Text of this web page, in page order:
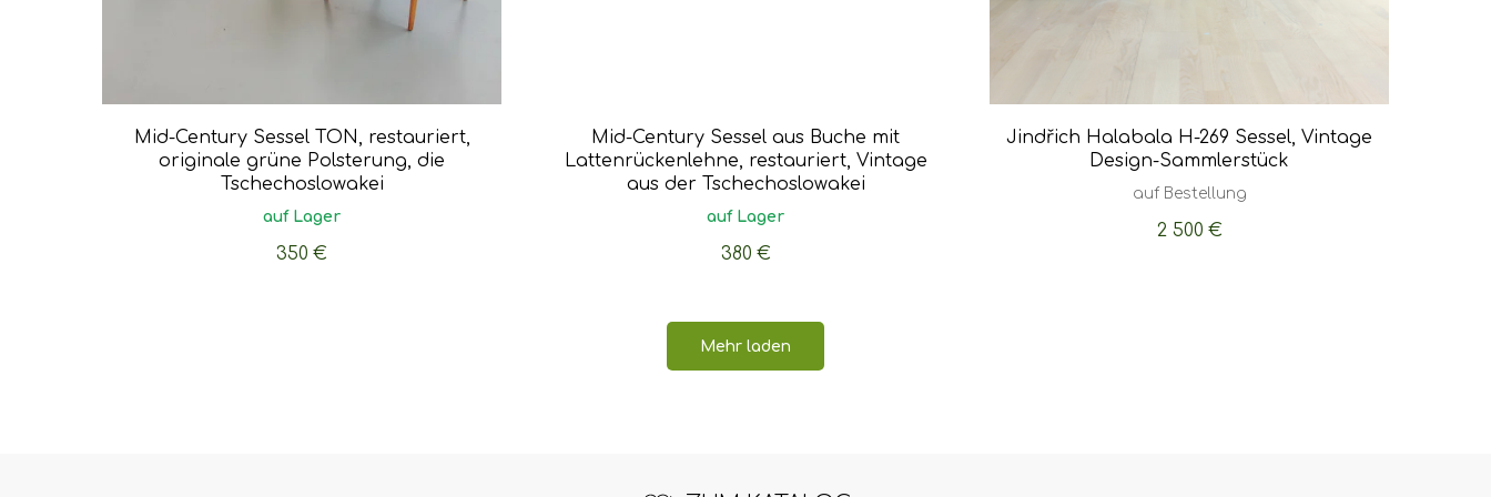
Mid-Century Sessel TON, restauriert,
originale grüne Polsterung, die
Tschechoslowakei
auf Lager
350 €
Mid-Century Sessel aus Buche mit
Lattenrückenlehne, restauriert, Vintage
aus der Tschechoslowakei
auf Lager
380 €
Jindřich Halabala H-269 Sessel, Vintage
Design-Sammlerstück
auf Bestellung
2 500 €
Mehr laden